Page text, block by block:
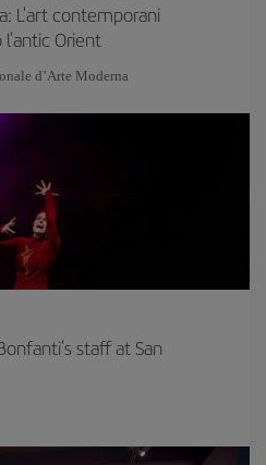
L'art contemporani
l'antic Orient
d’Arte Moderna
staff at San